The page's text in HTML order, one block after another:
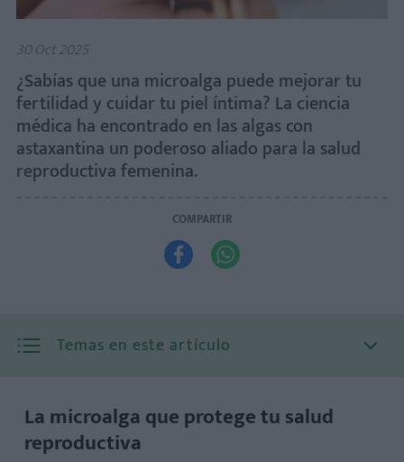
30 Oct 2025
¿Sabías que una microalga puede mejorar tu
fertilidad y cuidar tu piel íntima? La ciencia
médica ha encontrado en las algas con
astaxantina un poderoso aliado para la salud
reproductiva femenina.
COMPARTIR
 
Temas en este artículo
La microalga que protege tu salud reproductiva
La microalga que protege tu salud
reproductiva